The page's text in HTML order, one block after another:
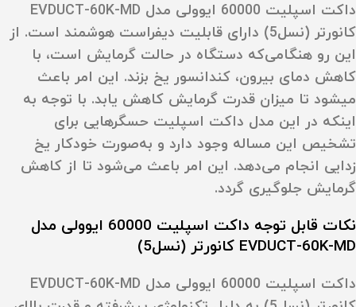
داکت اسپلیت 60000 ایوولی مدل EVDUCT-60K-MD
کانورتر (نسل5) دارای قابلیت دیفراست هوشمند است. از
این رو هنگامی‌که دستگاه در حالت گرمایش است، با
کاهش دمای بیرون، کندانسور یخ بزند. این امر باعث
می‎شود تا میزان قدرت گرمایش کاهش یابد. با توجه به
اینکه در این مدل داکت اسپلیت حسگرهایی برای
تشخیص این مساله وجود دارد و به‌صورت خودکار یخ
زدایی انجام می‌دهد. این امر باعث می‌شود تا از کاهش
گرمایش جلوگیری گردد.
نکات قابل توجه داکت اسپلیت 60000 ایوولی مدل
EVDUCT-60K-MD کانورتر (نسل5)
داکت اسپلیت 60000 ایوولی مدل EVDUCT-60K-MD